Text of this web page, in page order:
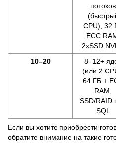
потоков
CPU), 32
ECC
2хSSD
10–20
8–12+
(или 2
64 ГБ +
RAM,
SSD/RAID
SQL
Если вы хотите приобрести
обратите внимание на такие